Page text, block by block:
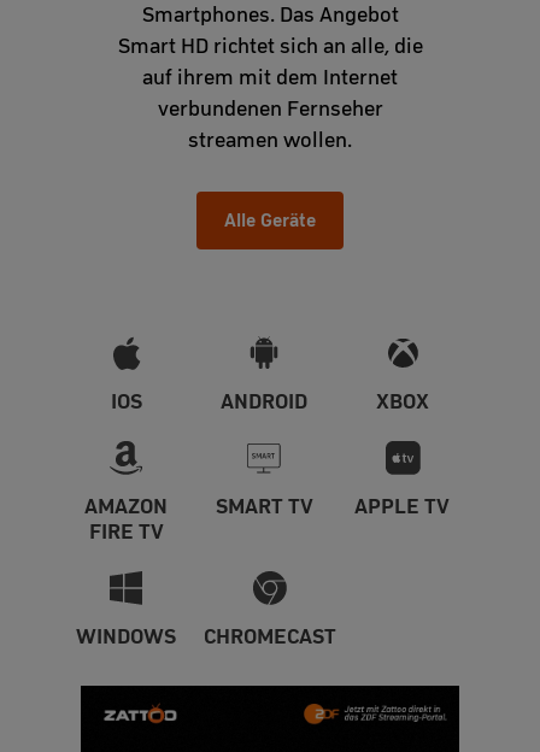
Smartphones. Das Angebot
Smart HD richtet sich an alle, die
auf ihrem mit dem Internet
verbundenen Fernseher
streamen wollen.
Alle Geräte
IOS ANDROID XBOX
AMAZON
FIRE TV
SMART TV APPLE TV
WINDOWS CHROMECAST